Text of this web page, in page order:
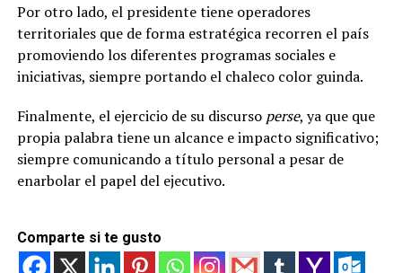
Por otro lado, el presidente tiene operadores
territoriales que de forma estratégica recorren el país
promoviendo los diferentes programas sociales e
iniciativas, siempre portando el chaleco color guinda.
Finalmente, el ejercicio de su discurso perse, ya que que
propia palabra tiene un alcance e impacto significativo;
siempre comunicando a título personal a pesar de
enarbolar el papel del ejecutivo.
Comparte si te gusto